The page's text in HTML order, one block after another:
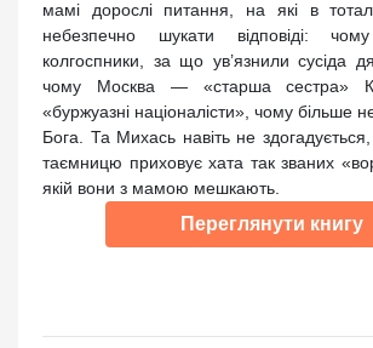
мамі дорослі питання, на які в
небезпечно шукати відповіді:
колгоспники, за що ув’язнили сусіда
чому Москва — «старша сестра»
«буржуазні націоналісти», чому більше
Бога. Та Михась навіть не
таємницю приховує хата так званих
якій вони з мамою мешкають.
Переглянути книгу